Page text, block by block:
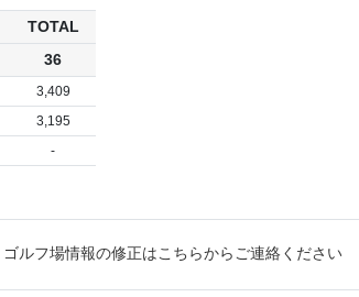
TOTAL
36
3,409
3,195
-
ゴルフ場情報の修正はこちらからご連絡ください